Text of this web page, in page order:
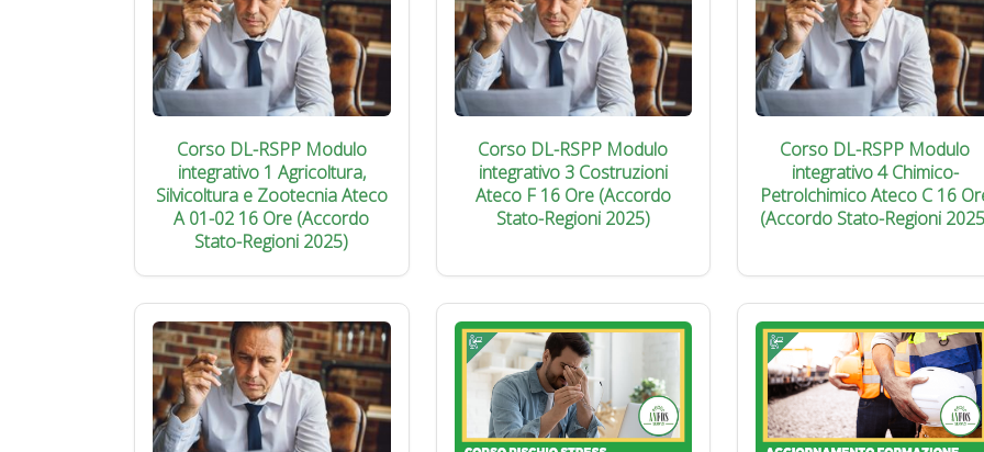
Corso DL-RSPP Modulo
integrativo 1 Agricoltura,
Silvicoltura e Zootecnia Ateco
A 01-02 16 Ore (Accordo
Stato-Regioni 2025)
Corso DL-RSPP Modulo
integrativo 3 Costruzioni
Ateco F 16 Ore (Accordo
Stato-Regioni 2025)
Corso DL-RSPP Modulo
integrativo 4 Chimico-
Petrolchimico Ateco C 16
(Accordo Stato-Regioni